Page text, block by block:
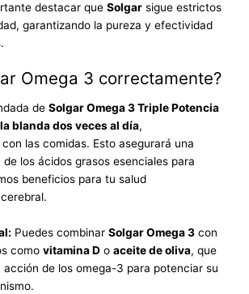
destacar que Solgar sigue estrictos
garantizando la pureza y efectividad
Omega 3 correctamente?
de Solgar Omega 3 Triple Potencia
blanda dos veces al día,
las comidas. Esto asegurará una
los ácidos grasos esenciales para
beneficios para tu salud
Puedes combinar Solgar Omega 3 con
como vitamina D o aceite de oliva, que
acción de los omega-3 para potenciar su